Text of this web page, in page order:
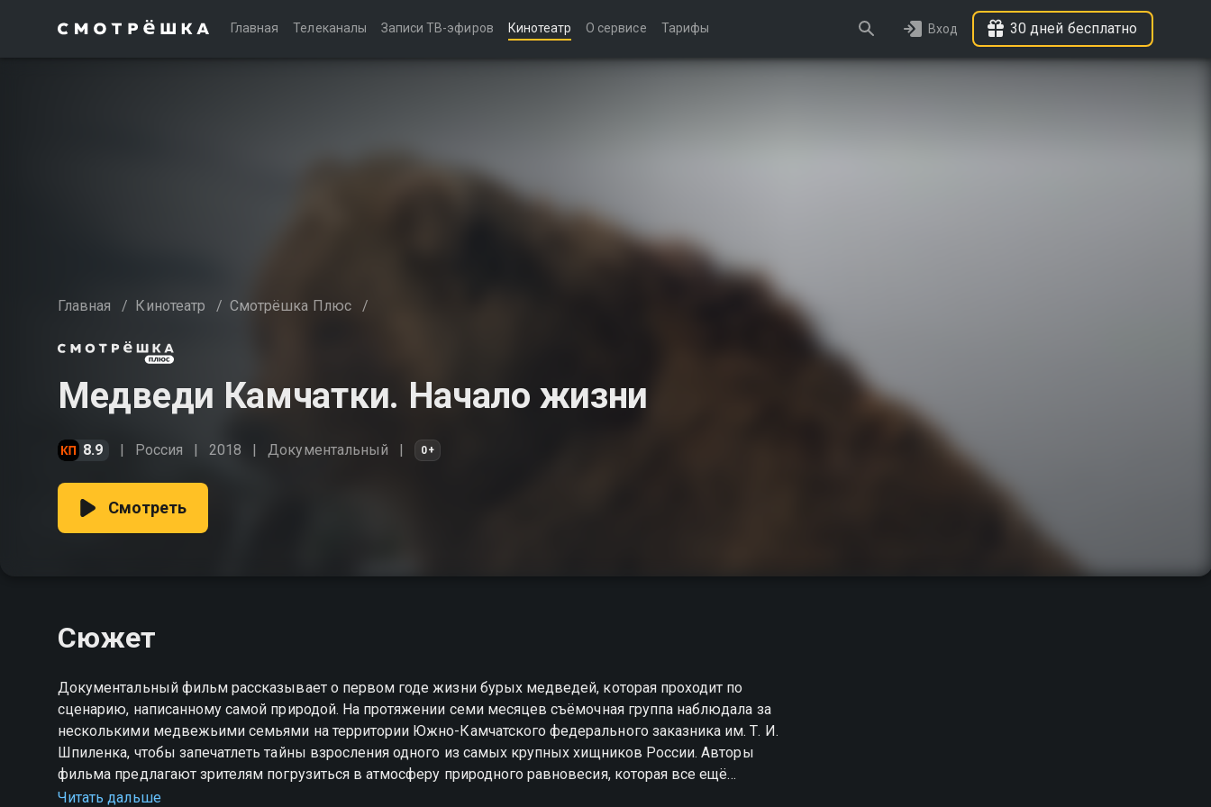
Главная Телеканалы Записи ТВ-эфиров Кинотеатр О сервисе Тарифы Вход 30 дней бесплатно
Главная / Кинотеатр / Смотрёшка Плюс /
Медведи Камчатки. Начало жизни
8.9 Россия 2018 Документальный 0+
Смотреть
Сюжет
Документальный фильм рассказывает о первом годе жизни бурых медведей, которая проходит по
сценарию, написанному самой природой. На протяжении семи месяцев съёмочная группа наблюдала за
несколькими медвежьими семьями на территории Южно-Камчатского федерального заказника им. Т. И.
Шпиленка, чтобы запечатлеть тайны взросления одного из самых крупных хищников России. Авторы
фильма предлагают зрителям погрузиться в атмосферу природного равновесия, которая все ещё
сохраняется на заповедных территориях.
Читать дальше